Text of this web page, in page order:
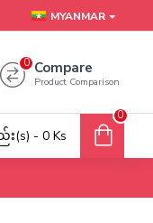
MYANMAR
Compare
Product Comparison
0
း(s) - 0 Ks
0